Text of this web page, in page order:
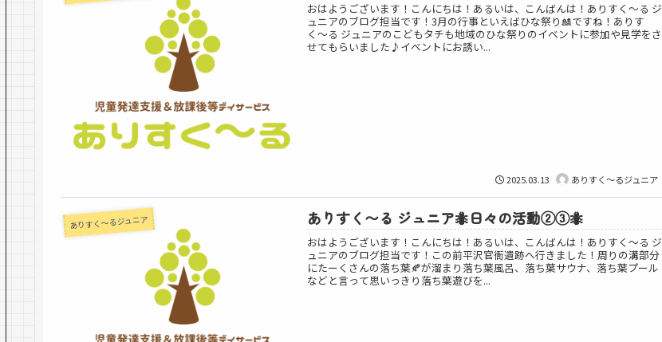
おはようございます！こんにちは！あるいは、こんばんは！ありすく～る ジ
ュニアのブログ担当です！3月の行事といえばひな祭り🎎ですね！ありす
く〜る ジュニアのこどもタチも地域のひな祭りのイベントに参加や見学をさ
せてもらいました♪イベントにお誘い...
2025.03.13 ありすく～るジュニア
ありすく～るジュニア ありすく〜る ジュニア🐜日々の活動②③🐜
おはようございます！こんにちは！あるいは、こんばんは！ありすく～る ジ
ュニアのブログ担当です！この前平沢官衙遺跡へ行きました！周りの溝部分
にたーくさんの落ち葉🍂が溜まり落ち葉風呂、落ち葉サウナ、落ち葉プール
などと言って思いっきり落ち葉遊びを...